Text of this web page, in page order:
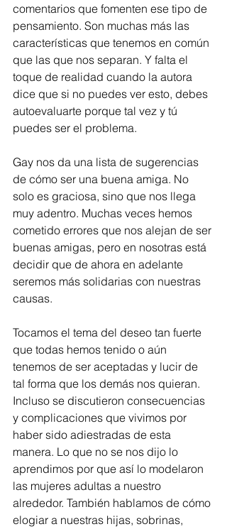
comentarios que fomenten ese tipo de
pensamiento. Son muchas más las
características que tenemos en común
que las que nos separan. Y falta el
toque de realidad cuando la autora
dice que si no puedes ver esto, debes
autoevaluarte porque tal vez y tú
puedes ser el problema.
Gay nos da una lista de sugerencias
de cómo ser una buena amiga. No
solo es graciosa, sino que nos llega
muy adentro. Muchas veces hemos
cometido errores que nos alejan de ser
buenas amigas, pero en nosotras está
decidir que de ahora en adelante
seremos más solidarias con nuestras
causas.
Tocamos el tema del deseo tan fuerte
que todas hemos tenido o aún
tenemos de ser aceptadas y lucir de
tal forma que los demás nos quieran.
Incluso se discutieron consecuencias
y complicaciones que vivimos por
haber sido adiestradas de esta
manera. Lo que no se nos dijo lo
aprendimos por que así lo modelaron
las mujeres adultas a nuestro
alrededor. También hablamos de cómo
elogiar a nuestras hijas, sobrinas,